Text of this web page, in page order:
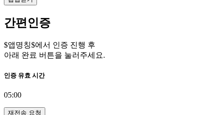
간편인증
$앱명칭$에서 인증 진행 후
아래 완료 버튼을 눌러주세요.
인증 유효 시간
05:00
재전송 요청